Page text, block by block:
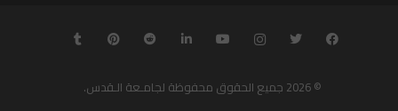
© 2026 جميع الحقوق محفوظة لجامـعة الـقدس.